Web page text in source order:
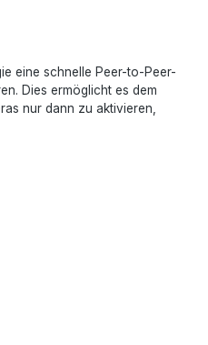
eine schnelle Peer-to-Peer-
Dies ermöglicht es dem
nur dann zu aktivieren,